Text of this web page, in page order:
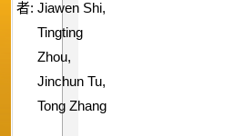
者: Jiawen Shi,
Tingting
Zhou,
Jinchun Tu,
Tong Zhang